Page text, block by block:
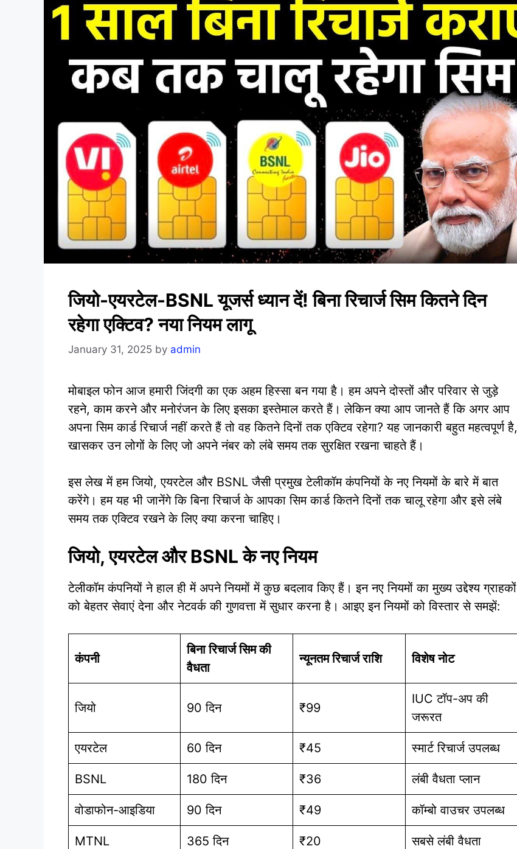
जियो-एयरटेल-BSNL यूजर्स ध्यान दें! बिना रिचार्ज सिम कितने दिन
रहेगा एक्टिव? नया नियम लागू
January 31, 2025 by admin
मोबाइल फोन आज हमारी जिंदगी का एक अहम हिस्सा बन गया है। हम अपने दोस्तों और परिवार से जुड़े
रहने, काम करने और मनोरंजन के लिए इसका इस्तेमाल करते हैं। लेकिन क्या आप जानते हैं कि अगर आप
अपना सिम कार्ड रिचार्ज नहीं करते हैं तो वह कितने दिनों तक एक्टिव रहेगा? यह जानकारी बहुत महत्वपूर्ण है,
खासकर उन लोगों के लिए जो अपने नंबर को लंबे समय तक सुरक्षित रखना चाहते हैं।
इस लेख में हम जियो, एयरटेल और BSNL जैसी प्रमुख टेलीकॉम कंपनियों के नए नियमों के बारे में बात
करेंगे। हम यह भी जानेंगे कि बिना रिचार्ज के आपका सिम कार्ड कितने दिनों तक चालू रहेगा और इसे लंबे
समय तक एक्टिव रखने के लिए क्या करना चाहिए।
जियो, एयरटेल और BSNL के नए नियम
टेलीकॉम कंपनियों ने हाल ही में अपने नियमों में कुछ बदलाव किए हैं। इन नए नियमों का मुख्य उद्देश्य ग्राहकों
को बेहतर सेवाएं देना और नेटवर्क की गुणवत्ता में सुधार करना है। आइए इन नियमों को विस्तार से समझें:
कंपनी
बिना रिचार्ज सिम की
वैधता
न्यूनतम रिचार्ज राशि विशेष नोट
जियो 90 दिन ₹99
IUC टॉप-अप की
जरूरत
एयरटेल 60 दिन ₹45 स्मार्ट रिचार्ज उपलब्ध
BSNL 180 दिन ₹36 लंबी वैधता प्लान
वोडाफोन-आइडिया 90 दिन ₹49 कॉम्बो वाउचर उपलब्ध
MTNL 365 दिन ₹20 सबसे लंबी वैधता